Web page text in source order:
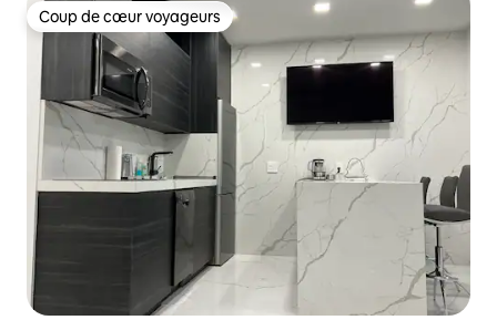
Coup de cœur voyageurs
Coup de cœur voyageurs